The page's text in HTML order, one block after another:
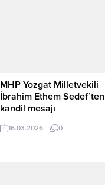
MHP Yozgat Milletvekili
İbrahim Ethem Sedef’ten
kandil mesajı
16.03.2026 0